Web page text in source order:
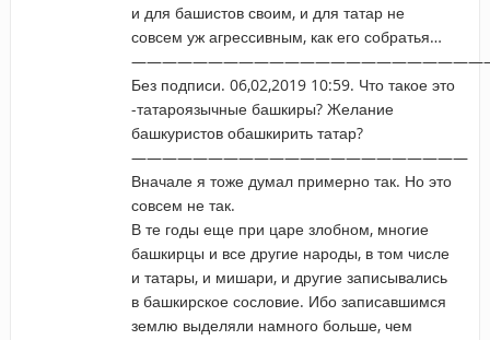
и для башистов своим, и для татар не
совсем уж агрессивным, как его собратья…
Без подписи. 06,02,2019 10:59. Что такое это
-татароязычные башкиры? Желание
башкуристов обашкирить татар?
——————————————————————
Вначале я тоже думал примерно так. Но это
совсем не так.
В те годы еще при царе злобном, многие
башкирцы и все другие народы, в том числе
и татары, и мишари, и другие записывались
в башкирское сословие. Ибо записавшимся
землю выделяли намного больше, чем